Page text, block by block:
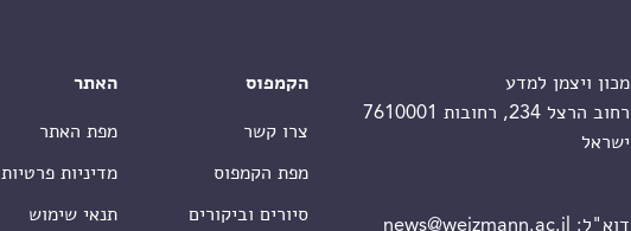
מכון ויצמן למדע
רחוב הרצל 234, רחובות 7610001
ישראל
דוא"ל: news@weizmann.ac.il
הקמפוס
צרו קשר
מפת הקמפוס
סיורים וביקורים
האתר
מפת האתר
מדיניות פרטיות
תנאי שימוש